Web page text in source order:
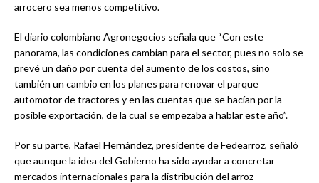
arrocero sea menos competitivo.
El diario colombiano Agronegocios señala que “Con este
panorama, las condiciones cambian para el sector, pues no solo se
prevé un daño por cuenta del aumento de los costos, sino
también un cambio en los planes para renovar el parque
automotor de tractores y en las cuentas que se hacían por la
posible exportación, de la cual se empezaba a hablar este año”.
Por su parte, Rafael Hernández, presidente de Fedearroz, señaló
que aunque la idea del Gobierno ha sido ayudar a concretar
mercados internacionales para la distribución del arroz